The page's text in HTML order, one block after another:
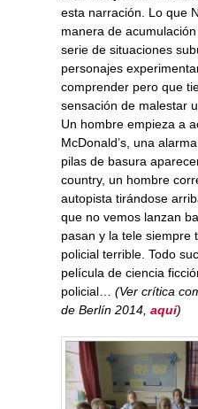
esta narración. Lo que
manera de
serie de situaciones
personajes
comprender pero que
sensación de malestar
Un hombre empieza a
McDonald’s, una
pilas de basura
country, un hombre
autopista tirándose
que no vemos lanzan
pasan y la tele siempre
policial terrible. Todo
película de ciencia
policial… (Ver crítica
de Berlín 2014, aquí)